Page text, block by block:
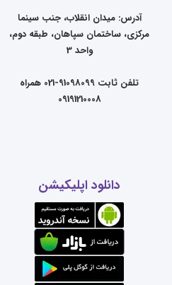
آدرس: میدان انقلاب، جنب سینما
مرکزی، ساختمان سپاهان، طبقه دوم،
واحد 3
تلفن ثابت 91098099-021 همراه
09191210008
دانلود اپلیکیشن